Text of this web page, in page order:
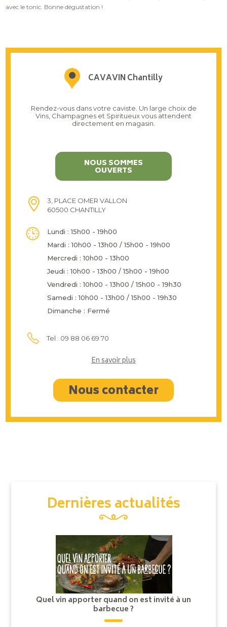
avec le tonic. Bonne dégustation !
CAVAVIN Chantilly
Rendez-vous dans votre caviste. Un large choix de
Vins, Champagnes et Spiritueux vous attendent
directement en magasin.
NOUS SOMMES
OUVERTS
3, PLACE OMER VALLON
60500 CHANTILLY
Lundi : 15h00 - 19h00
Mardi : 10h00 - 13h00 / 15h00 - 19h00
Mercredi : 10h00 - 13h00
Jeudi : 10h00 - 13h00 / 15h00 - 19h00
Vendredi : 10h00 - 13h00 / 15h00 - 19h30
Samedi : 10h00 - 13h00 / 15h00 - 19h30
Dimanche : Fermé
Tel : 09 88 06 69 70
En savoir plus
Nous contacter
Dernières actualités
Quel vin apporter quand on est invité à un
barbecue ?